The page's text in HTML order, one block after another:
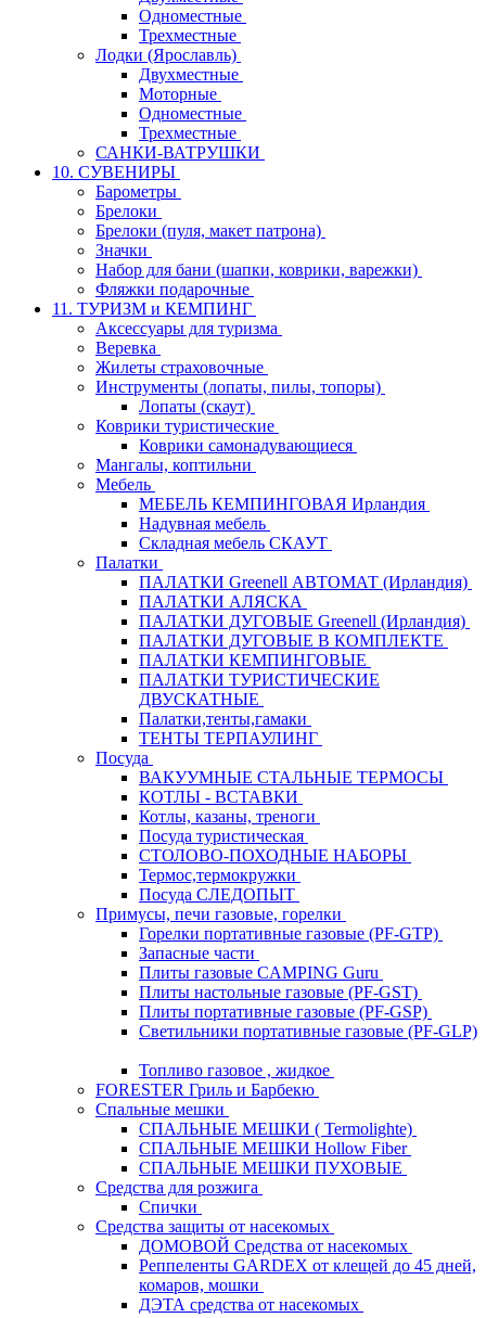
Одноместные
Трехместные
Лодки (Ярославль)
Двухместные
Моторные
Одноместные
Трехместные
САНКИ-ВАТРУШКИ
10. СУВЕНИРЫ
Барометры
Брелоки
Брелоки (пуля, макет патрона)
Значки
Набор для бани (шапки, коврики, варежки)
Фляжки подарочные
11. ТУРИЗМ и КЕМПИНГ
Аксессуары для туризма
Веревка
Жилеты страховочные
Инструменты (лопаты, пилы, топоры)
Лопаты (скаут)
Коврики туристические
Коврики самонадувающиеся
Мангалы, коптильни
Мебель
МЕБЕЛЬ КЕМПИНГОВАЯ Ирландия
Надувная мебель
Складная мебель СКАУТ
Палатки
ПАЛАТКИ Greenell АВТОМАТ (Ирландия)
ПАЛАТКИ АЛЯСКА
ПАЛАТКИ ДУГОВЫЕ Greenell (Ирландия)
ПАЛАТКИ ДУГОВЫЕ В КОМПЛЕКТЕ
ПАЛАТКИ КЕМПИНГОВЫЕ
ПАЛАТКИ ТУРИСТИЧЕСКИЕ
ДВУСКАТНЫЕ
Палатки,тенты,гамаки
ТЕНТЫ ТЕРПАУЛИНГ
Посуда
ВАКУУМНЫЕ СТАЛЬНЫЕ ТЕРМОСЫ
КОТЛЫ - ВСТАВКИ
Котлы, казаны, треноги
Посуда туристическая
СТОЛОВО-ПОХОДНЫЕ НАБОРЫ
Термос,термокружки
Посуда СЛЕДОПЫТ
Примусы, печи газовые, горелки
Горелки портативные газовые (PF-GTP)
Запасные части
Плиты газовые CAMPING Guru
Плиты настольные газовые (PF-GST)
Плиты портативные газовые (PF-GSP)
Светильники портативные газовые (PF-GLP)
Топливо газовое , жидкое
FORESTER Гриль и Барбекю
Спальные мешки
СПАЛЬНЫЕ МЕШКИ ( Termolighte)
СПАЛЬНЫЕ МЕШКИ Hollow Fiber
СПАЛЬНЫЕ МЕШКИ ПУХОВЫЕ
Средства для розжига
Спички
Средства защиты от насекомых
ДОМОВОЙ Средства от насекомых
Реппеленты GARDEX от клещей до 45 дней,
комаров, мошки
ДЭТА средства от насекомых